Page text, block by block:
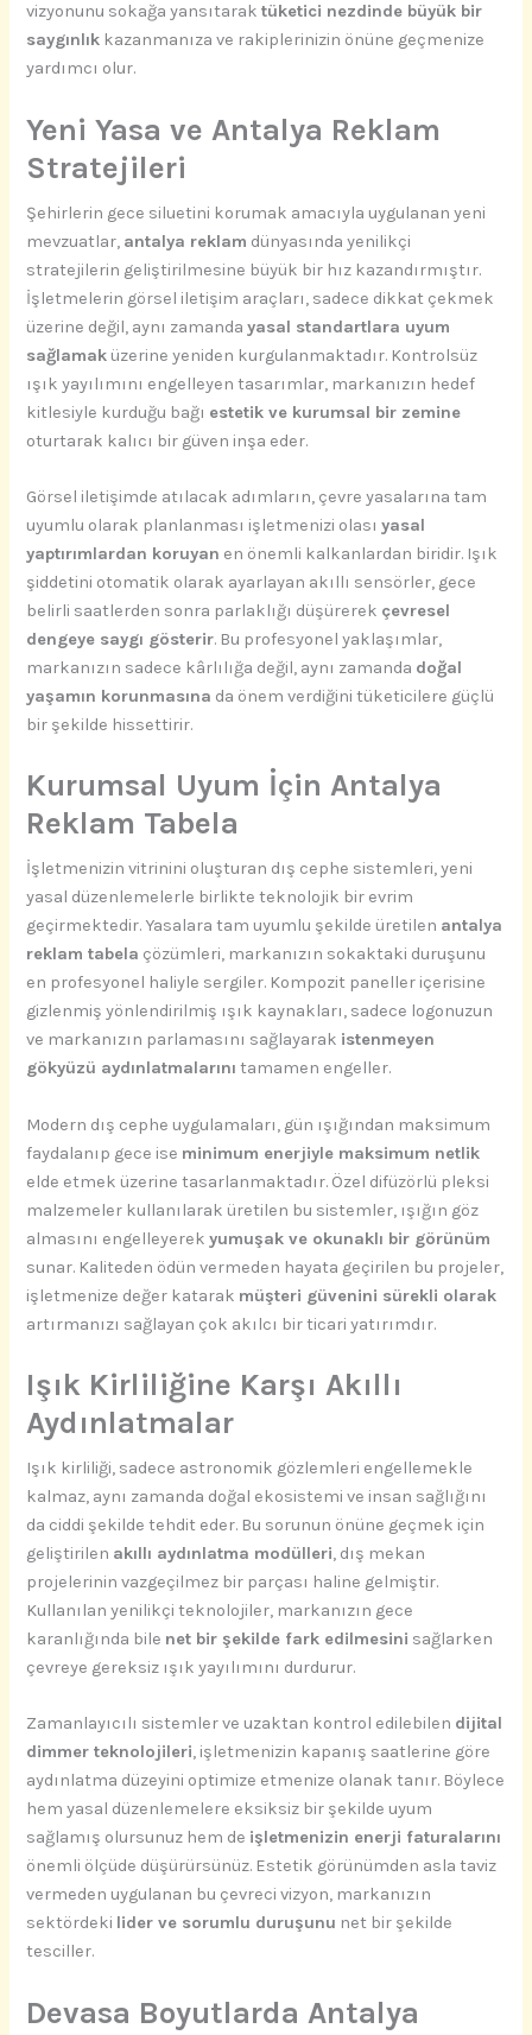
vizyonunu sokağa yansıtaraktüketici nezdinde büyük bir
saygınlık kazanmanıza ve rakiplerinizin önüne geçmenize
yardımcı olur.
Yeni Yasa ve Antalya Reklam
Stratejileri
Şehirlerin gece siluetini korumak amacıyla uygulanan yeni
mevzuatlar, antalya reklam dünyasında yenilikçi
stratejilerin geliştirilmesine büyük bir hız kazandırmıştır.
İşletmelerin görsel iletişim araçları, sadece dikkat çekmek
üzerine değil, aynı zamandayasal standartlara uyum
sağlamak üzerine yeniden kurgulanmaktadır. Kontrolsüz
ışık yayılımını engelleyen tasarımlar, markanızın hedef
kitlesiyle kurduğu bağı estetik ve kurumsal bir zemine
oturtarak kalıcı bir güven inşa eder.
Görsel iletişimde atılacak adımların, çevre yasalarına tam
uyumlu olarak planlanması işletmenizi olasıyasal
yaptırımlardan koruyan en önemli kalkanlardan biridir. Işık
şiddetini otomatik olarak ayarlayan akıllı sensörler, gece
belirli saatlerden sonra parlaklığı düşürerek çevresel
dengeye saygı gösterir. Bu profesyonel yaklaşımlar,
markanızın sadece kârlılığa değil, aynı zamanda doğal
yaşamın korunmasına da önem verdiğini tüketicilere güçlü
bir şekilde hissettirir.
Kurumsal Uyum İçin Antalya
Reklam Tabela
İşletmenizin vitrinini oluşturan dış cephe sistemleri, yeni
yasal düzenlemelerle birlikte teknolojik bir evrim
geçirmektedir. Yasalara tam uyumlu şekilde üretilen antalya
reklam tabela çözümleri, markanızın sokaktaki duruşunu
en profesyonel haliyle sergiler. Kompozit paneller içerisine
gizlenmiş yönlendirilmiş ışık kaynakları, sadece logonuzun
ve markanızın parlamasını sağlayarak istenmeyen
gökyüzü aydınlatmalarını tamamen engeller.
Modern dış cephe uygulamaları, gün ışığından maksimum
faydalanıp gece ise minimum enerjiyle maksimum netlik
elde etmek üzerine tasarlanmaktadır. Özel difüzörlü pleksi
malzemeler kullanılarak üretilen bu sistemler, ışığın göz
almasını engelleyerekyumuşak ve okunaklı bir görünüm
sunar. Kaliteden ödün vermeden hayata geçirilen bu projeler,
işletmenize değer katarak müşteri güvenini sürekli olarak
artırmanızı sağlayan çok akılcı bir ticari yatırımdır.
Işık Kirliliğine Karşı Akıllı
Aydınlatmalar
Işık kirliliği, sadece astronomik gözlemleri engellemekle
kalmaz, aynı zamanda doğal ekosistemi ve insan sağlığını
da ciddi şekilde tehdit eder. Bu sorunun önüne geçmek için
geliştirilen akıllı aydınlatma modülleri, dış mekan
projelerinin vazgeçilmez bir parçası haline gelmiştir.
Kullanılan yenilikçi teknolojiler, markanızın gece
karanlığında bile net bir şekilde fark edilmesini sağlarken
çevreye gereksiz ışık yayılımını durdurur.
Zamanlayıcılı sistemler ve uzaktan kontrol edilebilen dijital
dimmer teknolojileri, işletmenizin kapanış saatlerine göre
aydınlatma düzeyini optimize etmenize olanak tanır. Böylece
hem yasal düzenlemelere eksiksiz bir şekilde uyum
sağlamış olursunuz hem de işletmenizin enerji faturalarını
önemli ölçüde düşürürsünüz. Estetik görünümden asla taviz
vermeden uygulanan bu çevreci vizyon, markanızın
sektördeki lider ve sorumlu duruşunu net bir şekilde
tesciller.
Devasa Boyutlarda Antalya